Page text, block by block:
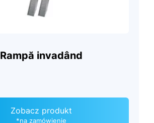
Rampă invadând
Zobacz produkt
*na zamówienie